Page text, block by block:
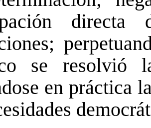
se resolvió
en práctica